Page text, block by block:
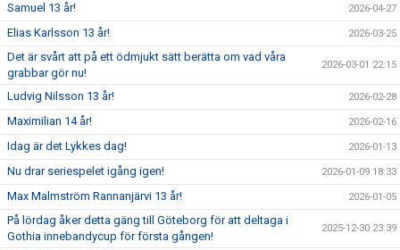
Samuel 13 år! 2026-04-27
Elias Karlsson 13 år! 2026-03-25
Det är svårt att på ett ödmjukt sätt berätta om vad våra
grabbar gör nu!
2026-03-01 22:15
Ludvig Nilsson 13 år! 2026-02-28
Maximilian 14 år! 2026-02-16
Idag är det Lykkes dag! 2026-01-13
Nu drar seriespelet igång igen! 2026-01-09 18:33
Max Malmström Rannanjärvi 13 år! 2026-01-05
På lördag åker detta gäng till Göteborg för att deltaga i
Gothia innebandycup för första gången!
2025-12-30 23:39